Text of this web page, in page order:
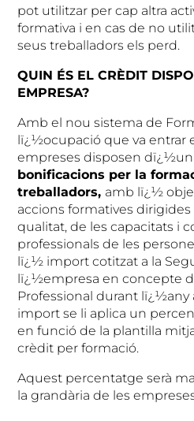
pot utilitzar per cap altra
formativa i en cas de no
seus treballadors els perd.
QUIN ÉS EL CRÈDIT
EMPRESA?
Amb el nou sistema de
lï¿½ocupació que va entrar
empreses disposen
bonificacions per la
treballadors, amb lï¿½
accions formatives dirigides
qualitat, de les capacitats i
professionals de les
lï¿½ import cotitzat a la
lï¿½empresa en concepte
Professional durant lï¿½any
import se li aplica un
en funció de la plantilla
crèdit per formació.
Aquest percentatge serà
la grandària de les